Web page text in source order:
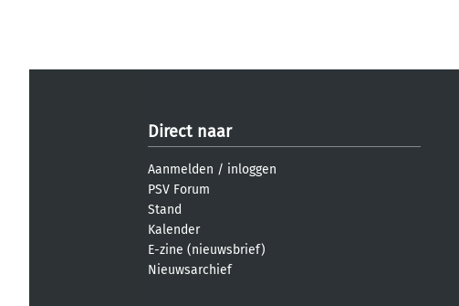
Direct naar
Aanmelden / inloggen
PSV Forum
Stand
Kalender
E-zine (nieuwsbrief)
Nieuwsarchief